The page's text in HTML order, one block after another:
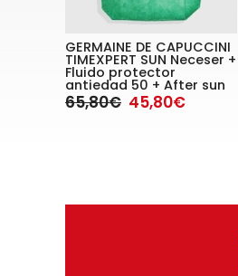
GERMAINE DE CAPUCCINI
TIMEXPERT SUN Neceser +
Fluido protector
antiedad 50 + After sun
65,80€ 45,80€